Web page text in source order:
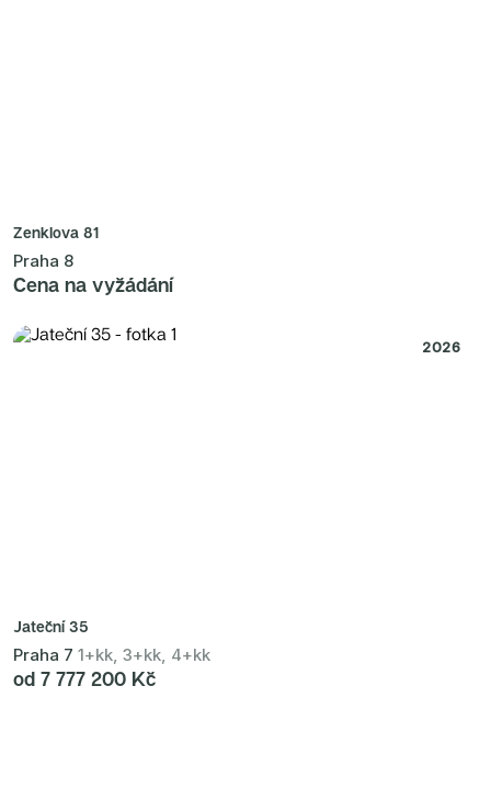
Zenklova 81
Praha 8
Cena na vyžádání
2026
Jateční 35
Praha 7 1+kk, 3+kk, 4+kk
od 7 777 200 Kč